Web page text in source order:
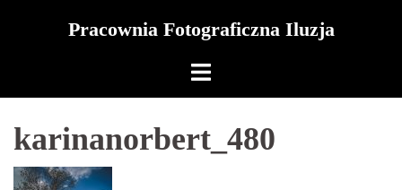
Pracownia Fotograficzna Iluzja
karinanorbert_480